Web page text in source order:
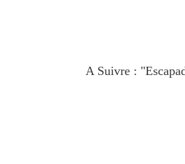
A Suivre :